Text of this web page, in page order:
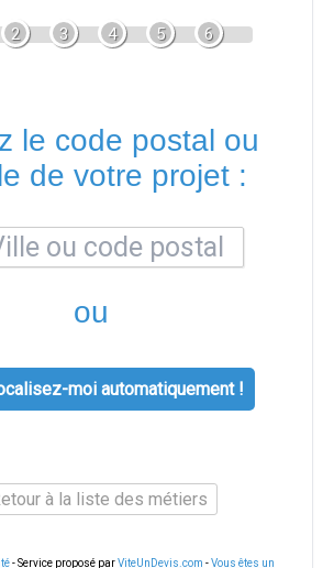
2 3 4 5 6
le code postal ou
de votre projet :
ou
moi automatiquement !
à la liste des métiers
- Service proposé parViteUnDevis.com -Vous êtes un